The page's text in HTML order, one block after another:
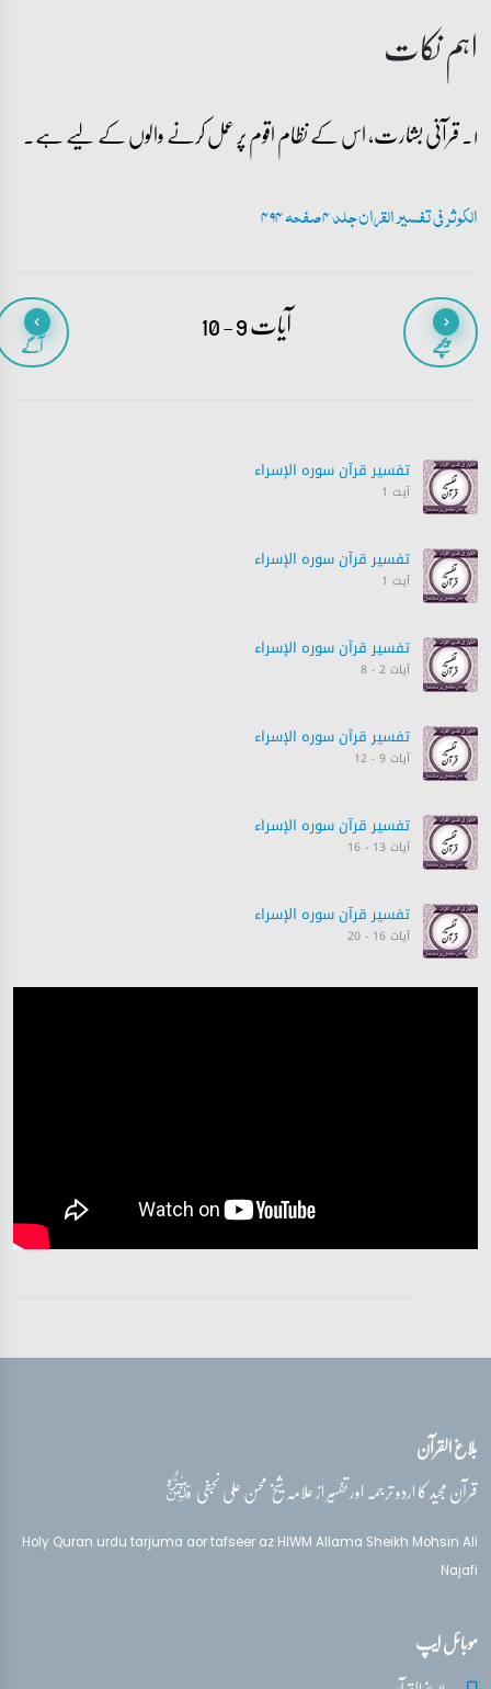
اہم نکات
۱۔ قرآنی بشارت، اس کے نظام اقوم پر عمل کرنے والوں کے لیے ہے۔
الکوثر فی تفسیر القران جلد 4 صفحہ 494
پیچھے آیات 9 - 10 آگے
تفسیر قرآن سورہ ‎الإسراء
آیت 1
تفسیر قرآن سورہ ‎الإسراء
آیت 1
تفسیر قرآن سورہ ‎الإسراء
آیات 2 - 8
تفسیر قرآن سورہ ‎الإسراء
آیات 9 - 12
تفسیر قرآن سورہ ‎الإسراء
آیات 13 - 16
تفسیر قرآن سورہ ‎الإسراء
آیات 16 - 20
تفسیر قرآن سورہ ‎الإسراء
تفسیر قرآن سورہ ‎الإسراء
بلاغ القرآن
قرآن مجید کا اردو ترجمہ اور تفسیر از علامہ شیخ محسن علی نجفیقدس‌سره
Holy Quran urdu tarjuma aor tafseer az HIWM Allama Sheikh Mohsin Ali
Najafi
موبائل ایپ